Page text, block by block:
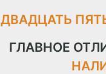
ДВАДЦАТЬ
ГЛАВНОЕ